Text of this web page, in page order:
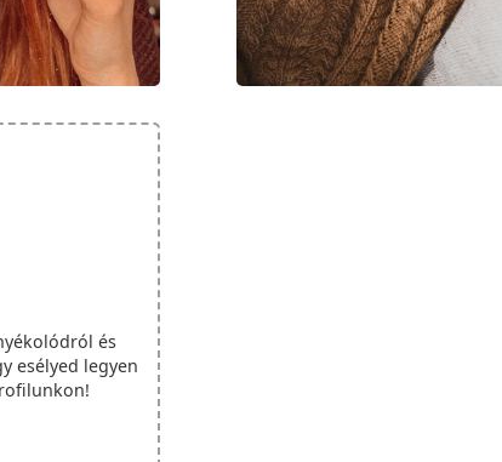
és
esélyed legyen